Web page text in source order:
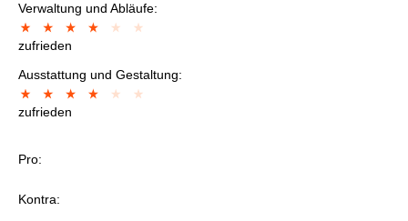
Verwaltung und Abläufe:
zufrieden
Ausstattung und Gestaltung:
zufrieden
Pro:
Kontra: